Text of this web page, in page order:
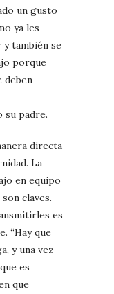
un gusto
ya les
y también se
porque
deben
su padre.
directa
La
en equipo
claves.
es
“Hay que
y una vez
es
que